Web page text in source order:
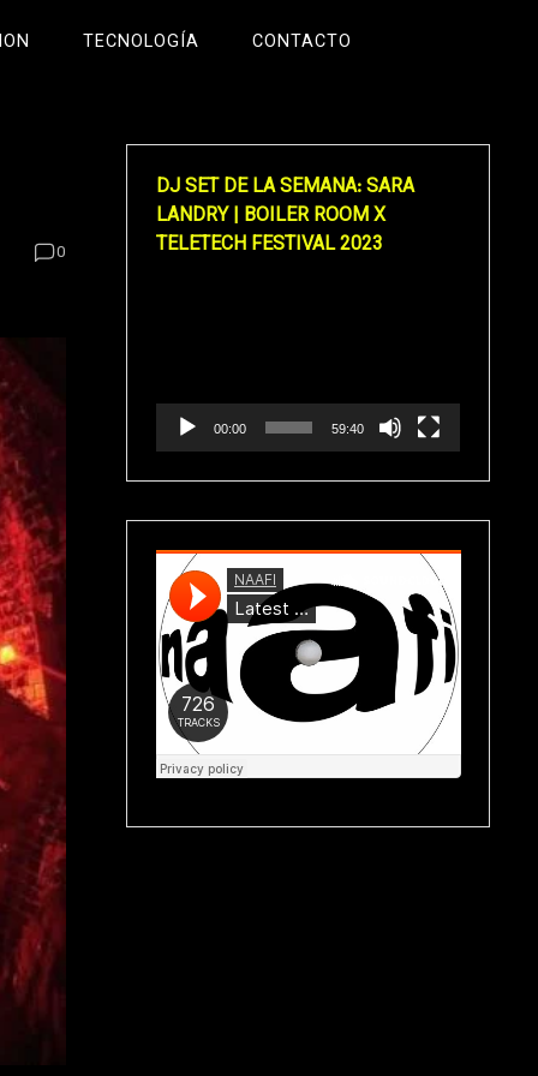
TECNOLOGÍA CONTACTO
0
DJ SET DE LA SEMANA: SARA
LANDRY | BOILER ROOM X
TELETECH FESTIVAL 2023
00:00 59:40